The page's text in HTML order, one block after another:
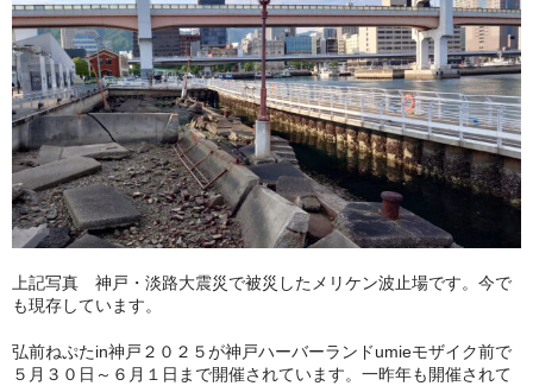
上記写真 神戸・淡路大震災で被災したメリケン波止場です。今で
も現存しています。
弘前ねぷたin神戸２０２５が神戸ハーバーランドumieモザイク前で
５月３０日～６月１日まで開催されています。一昨年も開催されて